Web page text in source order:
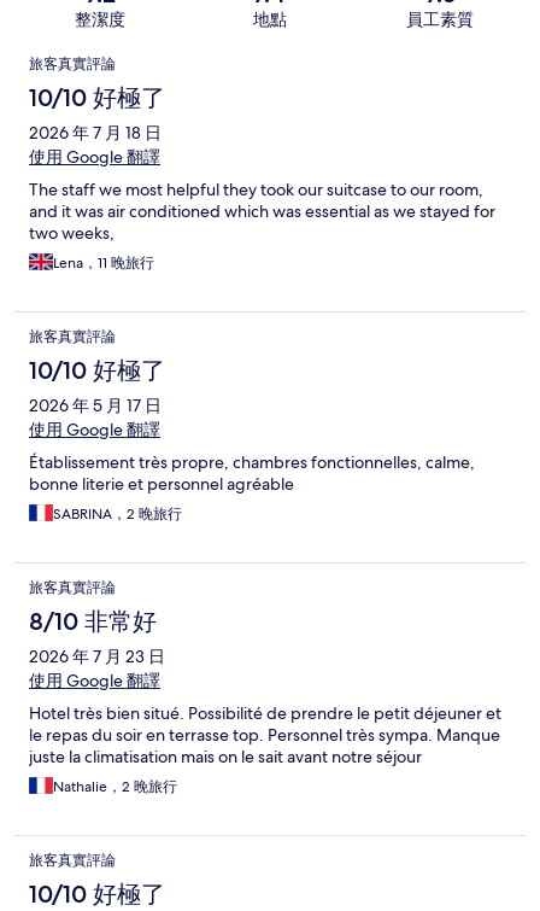
整潔度 地點 員工素質
評
論
旅客真實評論
10/10 好極了
2026 年 7 月 18 日
使用 Google 翻譯
The staff we most helpful they took our suitcase to our room,
and it was air conditioned which was essential as we stayed for
two weeks,
Lena，11 晚旅行
旅客真實評論
10/10 好極了
2026 年 5 月 17 日
使用 Google 翻譯
Établissement très propre, chambres fonctionnelles, calme,
bonne literie et personnel agréable
SABRINA，2 晚旅行
旅客真實評論
8/10 非常好
2026 年 7 月 23 日
使用 Google 翻譯
Hotel très bien situé. Possibilité de prendre le petit déjeuner et
le repas du soir en terrasse top. Personnel très sympa. Manque
juste la climatisation mais on le sait avant notre séjour
Nathalie，2 晚旅行
旅客真實評論
10/10 好極了